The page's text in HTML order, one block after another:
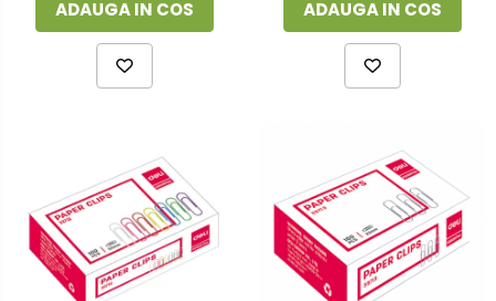
ADAUGA IN COS ADAUGA IN COS